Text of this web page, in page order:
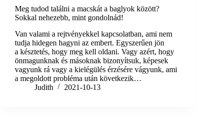
Meg tudod találni a macskát a baglyok között?
Sokkal nehezebb, mint gondolnád!
Van valami a rejtvényekkel kapcsolatban, ami nem
tudja hidegen hagyni az embert. Egyszerűen jön
a késztetés, hogy meg kell oldani. Vagy azért, hogy
önmagunknak és másoknak bizonyítsuk, képesek
vagyunk rá vagy a kielégülés érzésére vágyunk, ami
a megoldott probléma után következik…
Judith
2021-10-13